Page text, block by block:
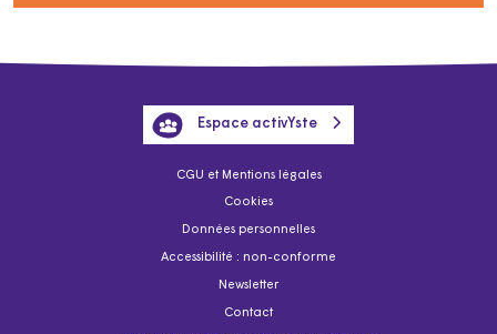
CGU et Mentions légales
Cookies
Données personnelles
Accessibilité : non-conforme
Newsletter
Contact
Espace activYste